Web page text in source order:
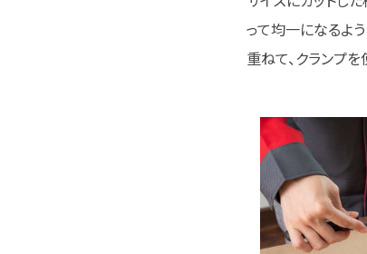
って均一になるよ
重ねて、クランプ